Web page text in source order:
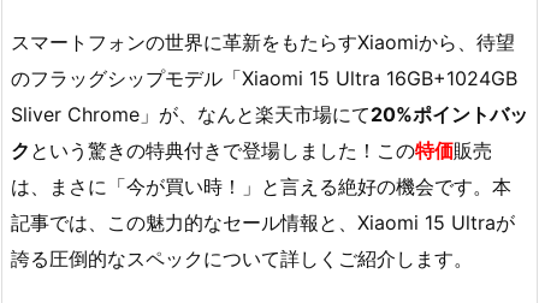
スマートフォンの世界に革新をもたらすXiaomiから、待望
のフラッグシップモデル「Xiaomi 15 Ultra 16GB+1024GB
Sliver Chrome」が、なんと楽天市場にて20%ポイントバッ
ク という驚きの特典付きで登場しました！この特価販売
は、まさに「今が買い時！」と言える絶好の機会です。本
記事では、この魅力的なセール情報と、Xiaomi 15 Ultraが
誇る圧倒的なスペックについて詳しくご紹介します。